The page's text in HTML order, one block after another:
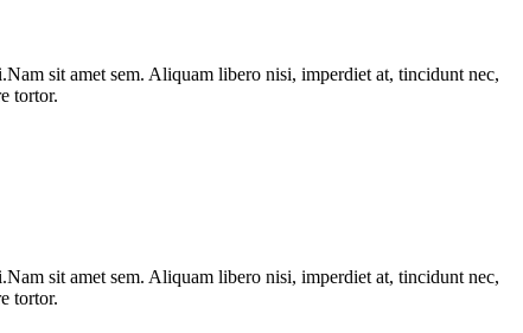
sit amet sem. Aliquam libero nisi, imperdiet at, tincidunt nec,
tortor.
sit amet sem. Aliquam libero nisi, imperdiet at, tincidunt nec,
tortor.